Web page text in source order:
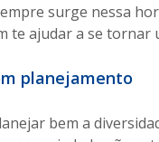
surge nessa
te ajudar a se tornar
planejamento
bem a